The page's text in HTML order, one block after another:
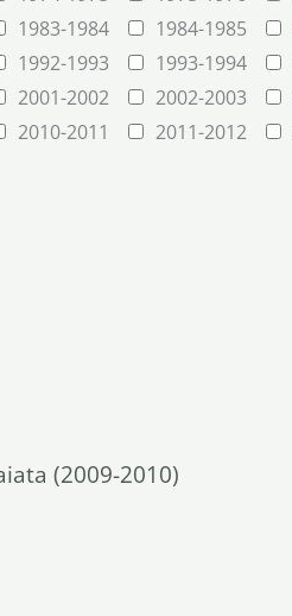
1983-1984 1984-1985
1992-1993 1993-1994
2001-2002 2002-2003
2010-2011 2011-2012
(2009-2010)